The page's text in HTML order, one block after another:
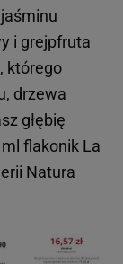
i grejpfruta
którego
drzewa
głębię
flakonik La
Natura